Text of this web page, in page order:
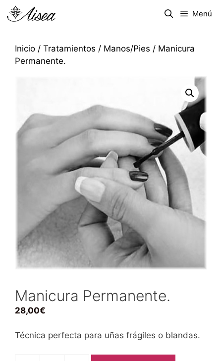
Menú
Inicio / Tratamientos / Manos/Pies / Manicura
Permanente.
Manicura Permanente.
28,00€
Técnica perfecta para uñas frágiles o blandas.